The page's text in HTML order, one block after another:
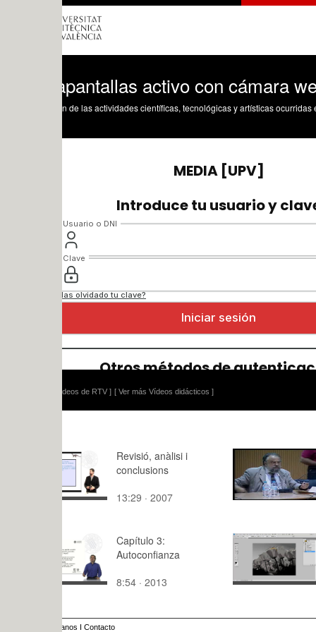
activo con cámara web
de las actividades científicas, tecnológicas y artísticas ocurridas en los tres
[ Ver más Vídeos didácticos ]
Revisió, anàlisi i
conclusions
13:29 · 2007
5 Jornada
47:48 ·
Capítulo 3:
Autoconfianza
8:54 · 2013
Histórico
20:43 ·